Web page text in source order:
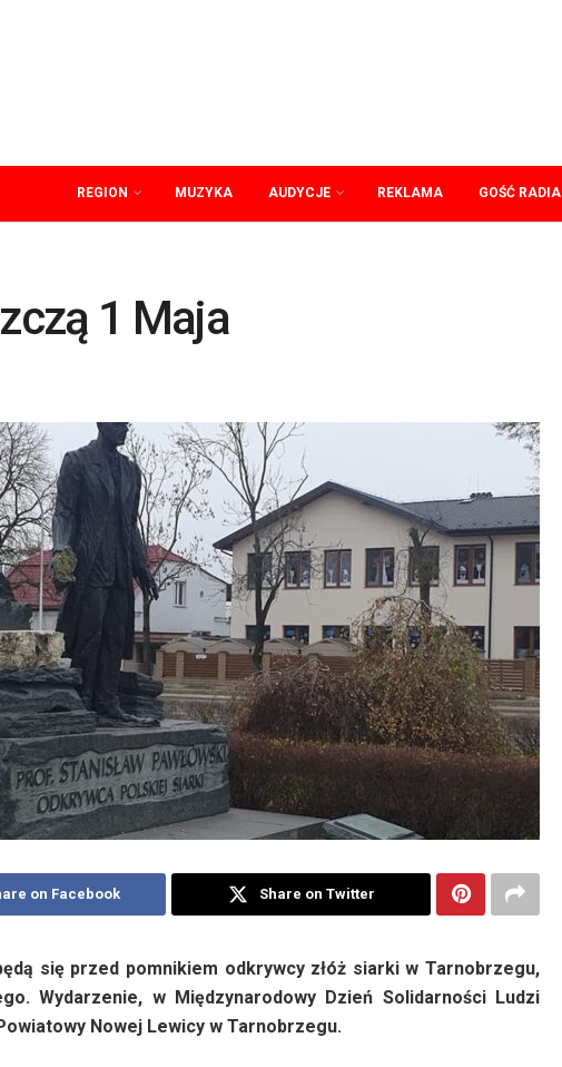
REGION MUZYKA AUDYCJE REKLAMA GOŚĆ RADIA
1 Maja
on Facebook Share on Twitter
się przed pomnikiem odkrywcy złóż siarki w Tarnobrzegu,
Wydarzenie, w Międzynarodowy Dzień Solidarności Ludzi
Nowej Lewicy w Tarnobrzegu.